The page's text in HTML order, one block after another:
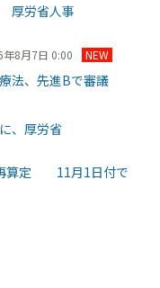
厚労省人事
年8月7日 0:00 NEW
法、先進Bで審議
、厚労省
再算定 11月1日付で